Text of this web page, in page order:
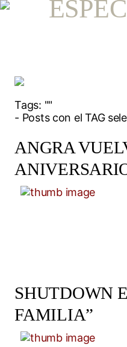
Tags: ""
- Posts con el TAG
ANGRA
SHUTDOWN
FAMILIA”